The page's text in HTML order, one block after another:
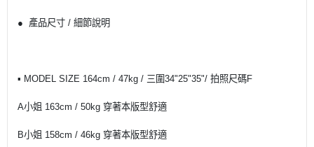
● 產品尺寸 / 細節說明
▪ MODEL SIZE 164cm / 47kg / 三圍34"25"35"/ 拍照尺碼F
A小姐 163cm / 50kg 穿著本版型舒適
B小姐 158cm / 46kg 穿著本版型舒適